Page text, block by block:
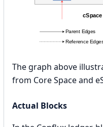
The graph above
from Core Space and
Actual Blocks